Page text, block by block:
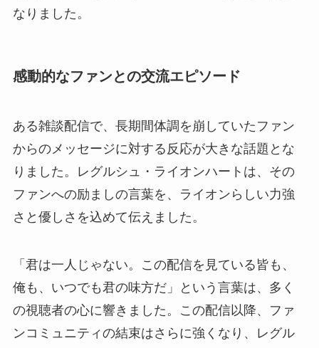
なりました。
感動的なファンとの交流エピソード
ある雑談配信で、長期間体調を崩していたファン
からのメッセージに対する反応が大きな話題とな
りました。レグルシュ・ライオンハートは、その
ファンへの励ましの言葉を、ライオンらしい力強
さと優しさを込めて伝えました。
「君は一人じゃない。この配信を見ている皆も、
俺も、いつでも君の味方だ」という言葉は、多く
の視聴者の心に響きました。この配信以降、ファ
ンコミュニティの結束はさらに強くなり、レグル